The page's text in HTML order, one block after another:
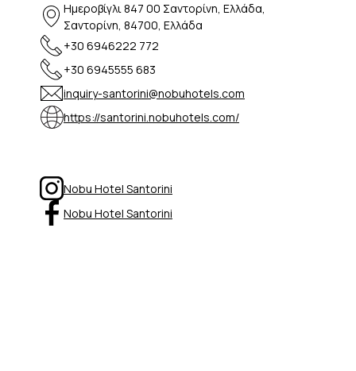
Ημεροβίγλι 847 00 Σαντορίνη, Ελλάδα,
Σαντορίνη, 84700, Ελλάδα
+30 6946222 772
+30 6945555 683
inquiry-santorini@nobuhotels.com
https://santorini.nobuhotels.com/
Nobu Hotel Santorini
Nobu Hotel Santorini